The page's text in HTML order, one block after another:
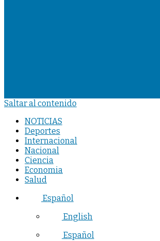
Saltar al contenido
NOTICIAS
Deportes
Internacional
Nacional
Ciencia
Economia
Salud
Español
English
Español